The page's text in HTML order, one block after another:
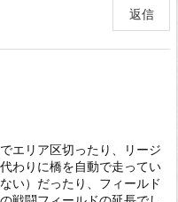
返信
エリア区切ったり、リージ
わりに橋を自動で走ってい
い）だったり、フィールド